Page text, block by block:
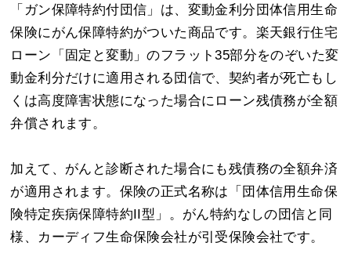
「ガン保障特約付団信」は、変動金利分団体信用生命
保険にがん保障特約がついた商品です。楽天銀行住宅
ローン「固定と変動」のフラット35部分をのぞいた変
動金利分だけに適用される団信で、契約者が死亡もし
くは高度障害状態になった場合にローン残債務が全額
弁償されます。
加えて、がんと診断された場合にも残債務の全額弁済
が適用されます。保険の正式名称は「団体信用生命保
険特定疾病保障特約II型」。がん特約なしの団信と同
様、カーディフ生命保険会社が引受保険会社です。